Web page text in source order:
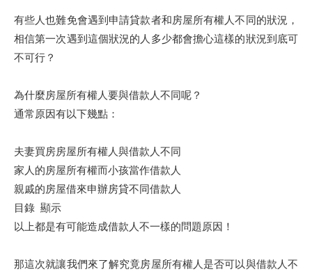
有些人也難免會遇到申請貸款者和房屋所有權人不同的狀況，
相信第一次遇到這個狀況的人多少都會擔心這樣的狀況到底可
不可行？
為什麼房屋所有權人要與借款人不同呢？
通常原因有以下幾點：
夫妻買房房屋所有權人與借款人不同
家人的房屋所有權而小孩當作借款人
親戚的房屋借來申辦房貸不同借款人
目錄 顯示
以上都是有可能造成借款人不一樣的問題原因！
那這次就讓我們來了解究竟房屋所有權人是否可以與借款人不